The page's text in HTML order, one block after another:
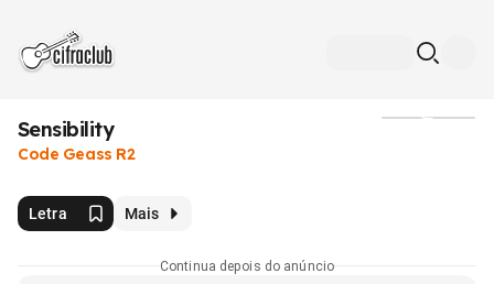
Sensibility
Code Geass R2
Letra Mais
Continua depois do anúncio